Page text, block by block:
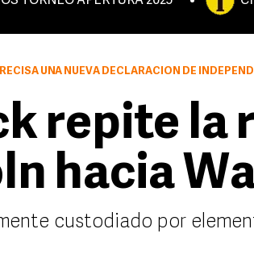
UNA NUEVA DECLARACIÓN DE
repite la
hacia
custodiado por